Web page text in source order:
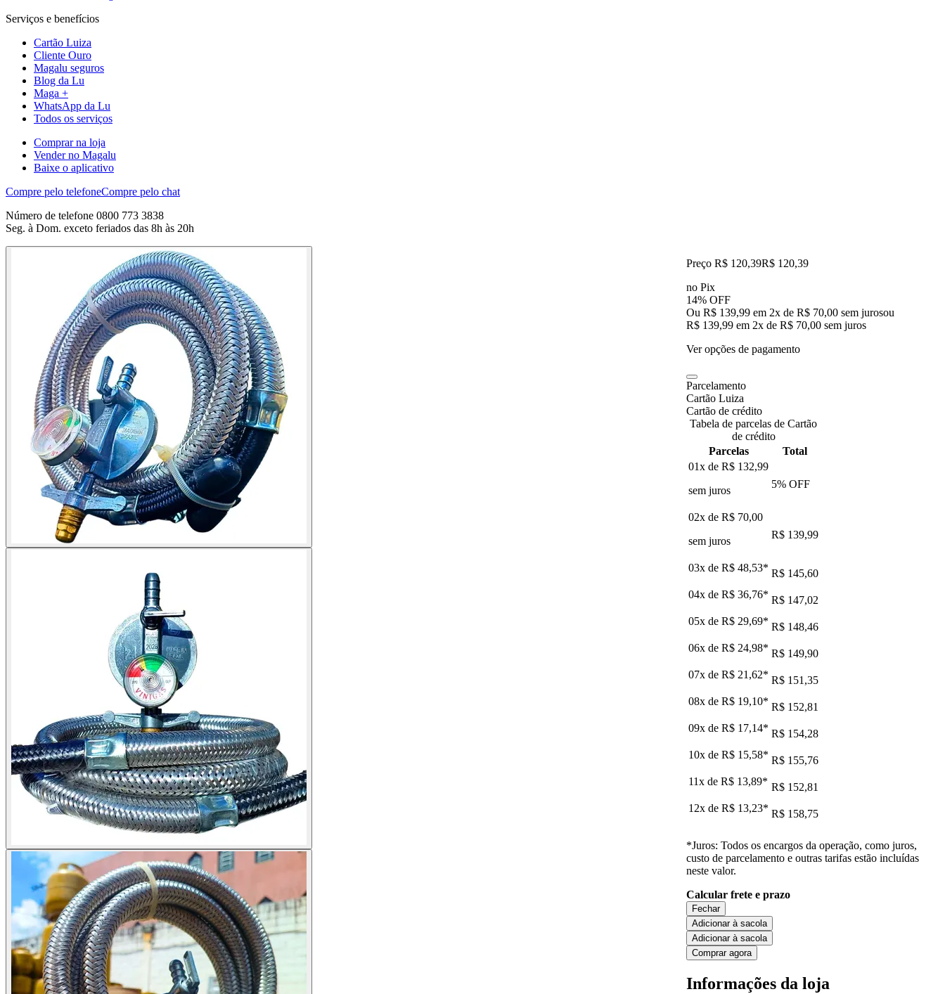
Serviços e benefícios
Cartão Luiza
Cliente Ouro
Magalu seguros
Blog da Lu
Maga +
WhatsApp da Lu
Todos os serviços
Comprar na loja
Vender no Magalu
Baixe o aplicativo
Compre pelo telefoneCompre pelo chat
Número de telefone 0800 773 3838
Seg. à Dom. exceto feriados das 8h às 20h
Preço R$ 120,39R$ 120,39
no Pix
14% OFF
Ou R$ 139,99 em 2x de R$ 70,00 sem jurosou
R$ 139,99 em 2x de R$ 70,00 sem juros
Ver opções de pagamento
Parcelamento
Cartão Luiza
Cartão de crédito
Tabela de parcelas de Cartão
de crédito
Parcelas
Total
01x de R$ 132,99
sem juros
5% OFF
02x de R$ 70,00
sem juros
R$ 139,99
03x de R$ 48,53* R$ 145,60
04x de R$ 36,76* R$ 147,02
05x de R$ 29,69* R$ 148,46
06x de R$ 24,98* R$ 149,90
07x de R$ 21,62* R$ 151,35
08x de R$ 19,10* R$ 152,81
09x de R$ 17,14* R$ 154,28
10x de R$ 15,58* R$ 155,76
11x de R$ 13,89* R$ 152,81
12x de R$ 13,23* R$ 158,75
*Juros: Todos os encargos da operação, como juros,
custo de parcelamento e outras tarifas estão incluídas
neste valor.
Calcular frete e prazo
Fechar
Adicionar à sacola
Adicionar à sacola
Comprar agora
Informações da loja